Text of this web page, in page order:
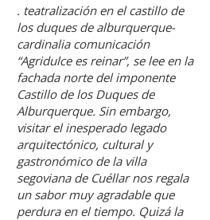
. teatralización en el castillo de
los duques de alburquerque-
cardinalia comunicación
“Agridulce es reinar”, se lee en la
fachada norte del imponente
Castillo de los Duques de
Alburquerque. Sin embargo,
visitar el inesperado legado
arquitectónico, cultural y
gastronómico de la villa
segoviana de Cuéllar nos regala
un sabor muy agradable que
perdura en el tiempo. Quizá la